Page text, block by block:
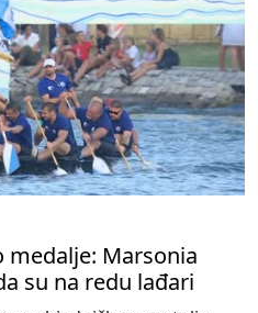
medalje: Marsonia
su na redu lađari